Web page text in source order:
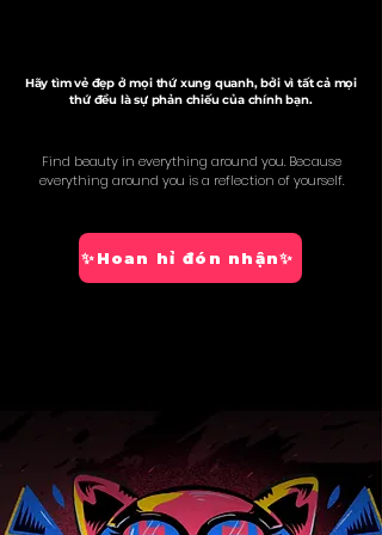
Hãy tìm vẻ đẹp ở mọi thứ xung quanh, bởi vì tất cả mọi
thứ đều là sự phản chiếu của chính bạn.
Find beauty in everything around you. Because
everything around you is a reflection of yourself.
✨Hoan hỉ đón nhận✨